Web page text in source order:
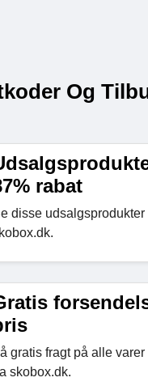
Og
rabat
disse
gratis fragt på alle
skobox.dk.